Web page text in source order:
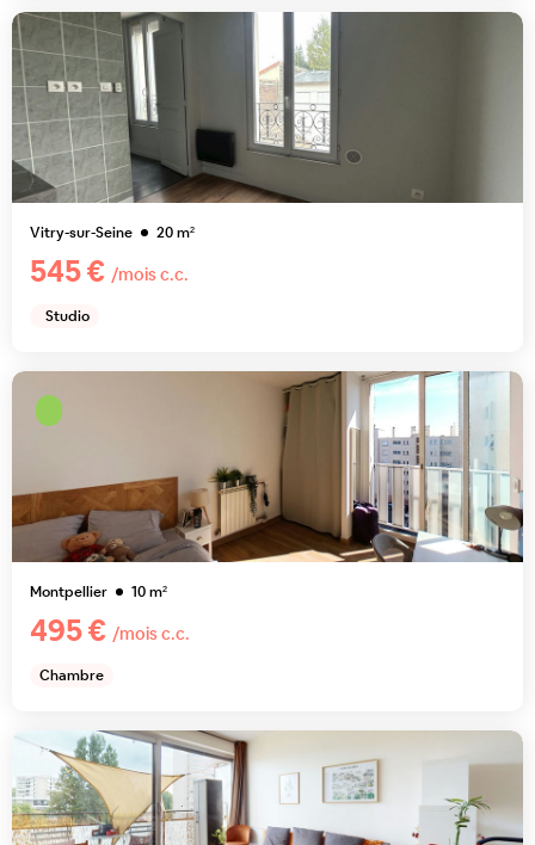
Vitry-sur-Seine 20m²
545 € /mois c.c.
Studio
Montpellier 10m²
495 € /mois c.c.
Chambre